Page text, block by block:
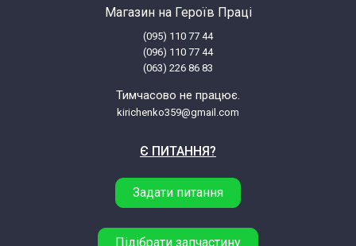
Магазин на Героїв Праці
(095) 110 77 44
(096) 110 77 44
(063) 226 86 83
Тимчасово не працює.
kirichenko359@gmail.com
Є ПИТАННЯ?
Задати питання
Підібрати запчастину